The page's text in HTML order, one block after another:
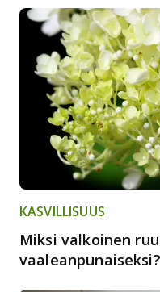
KASVILLISUUS
Miksi valkoinen